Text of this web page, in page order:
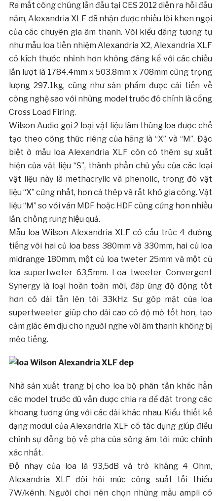
Ra mắt công chúng lần đầu tại CES 2012 diễn ra hồi đầu
năm, Alexandria XLF đã nhận được nhiều lời khen ngợi
của các chuyên gia âm thanh. Với kiểu dáng tương tự
như mẫu loa tiền nhiệm Alexandria X2, Alexandria XLF
có kích thước nhỉnh hơn không đáng kể với các chiều
lần lượt là 1784.4mm x 503.8mm x 708mm cùng trọng
lượng 297.1kg, cũng như sản phẩm được cải tiến về
công nghệ sao với những model trước đó chính là cổng
Cross Load Firing.
Wilson Audio gọi 2 loại vật liệu làm thùng loa được chế
tạo theo công thức riêng của hãng là “X” và “M”. Đặc
biệt ở mẫu loa Alexandria XLF còn có thêm sự xuất
hiện của vật liệu “S”, thành phần chủ yếu của các loại
vật liệu này là methacrylic và phenolic, trong đó vật
liệu “X” cứng nhất, hơn cả thép và rất khó gia công. Vật
liệu “M” so với ván MDF hoặc HDF cũng cứng hơn nhiều
lần, chống rung hiệu quả.
Mẫu loa Wilson Alexandria XLF có cấu trúc 4 đường
tiếng với hai củ loa bass 380mm và 330mm, hai củ loa
midrange 180mm, một củ loa tweter 25mm và một củ
loa supertweter 63,5mm. Loa tweeter Convergent
Synergy là loại hoàn toàn mới, đáp ứng độ động tốt
hơn có dải tần lên tới 33kHz. Sự góp mặt của loa
supertweeter giúp cho dải cao có độ mở tốt hơn, tạo
cảm giác êm dịu cho người nghe với âm thanh không bị
méo tiếng.
Nhà sản xuất trang bị cho loa bộ phân tần khác hẳn
các model trước dù vẫn được chia ra để đặt trong các
khoang tương ứng với các dải khác nhau. Kiểu thiết kế
dạng modul của Alexandria XLF có tác dụng giúp điều
chỉnh sự đồng bộ về pha của sóng âm tới mức chính
xác nhất.
Độ nhạy của loa là 93,5dB và trở kháng 4 Ohm,
Alexandria XLF đòi hỏi mức công suất tối thiểu
7W/kênh. Người chơi nên chọn những mẫu ampli có